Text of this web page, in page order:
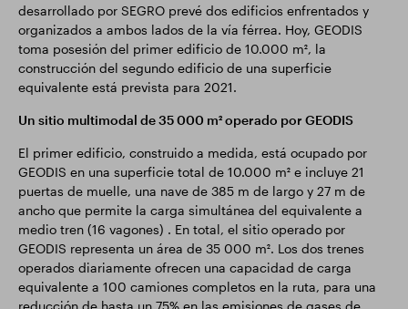
desarrollado por SEGRO prevé dos edificios enfrentados y
organizados a ambos lados de la vía férrea. Hoy, GEODIS
toma posesión del primer edificio de 10.000 m², la
construcción del segundo edificio de una superficie
equivalente está prevista para 2021.
Un sitio multimodal de 35 000 m² operado por GEODIS
El primer edificio, construido a medida, está ocupado por
GEODIS en una superficie total de 10.000 m² e incluye 21
puertas de muelle, una nave de 385 m de largo y 27 m de
ancho que permite la carga simultánea del equivalente a
medio tren (16 vagones) . En total, el sitio operado por
GEODIS representa un área de 35 000 m². Los dos trenes
operados diariamente ofrecen una capacidad de carga
equivalente a 100 camiones completos en la ruta, para una
reducción de hasta un 75% en las emisiones de gases de